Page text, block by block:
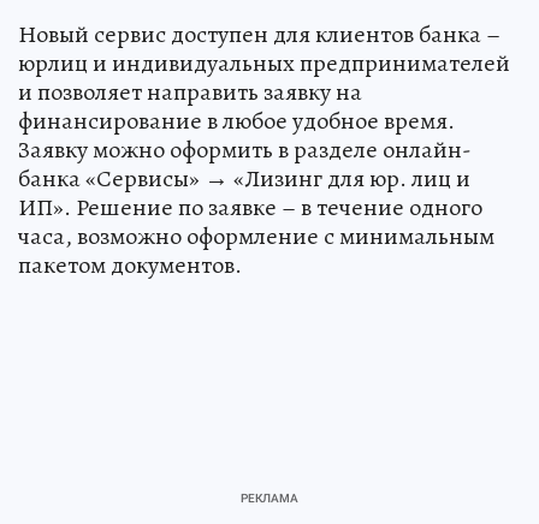
Новый сервис доступен для клиентов банка –
юрлиц и индивидуальных предпринимателей
и позволяет направить заявку на
финансирование в любое удобное время.
Заявку можно оформить в разделе онлайн-
банка «Сервисы» → «Лизинг для юр. лиц и
ИП». Решение по заявке – в течение одного
часа, возможно оформление с минимальным
пакетом документов.